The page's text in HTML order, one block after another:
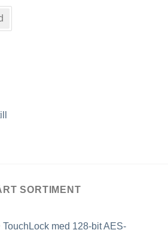
SORTIMENT
TouchLock med 128-bit AES-